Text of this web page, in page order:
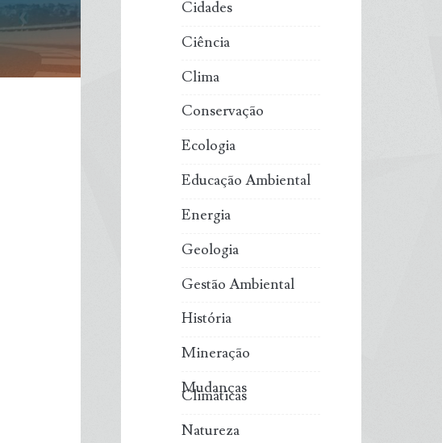
Cidades
Ciência
Clima
Conservação
Ecologia
Educação Ambiental
Energia
Geologia
Gestão Ambiental
História
Mineração
Mudanças
Climáticas
Natureza